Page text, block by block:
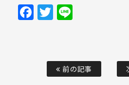
Facebook
Twitter
前の記事